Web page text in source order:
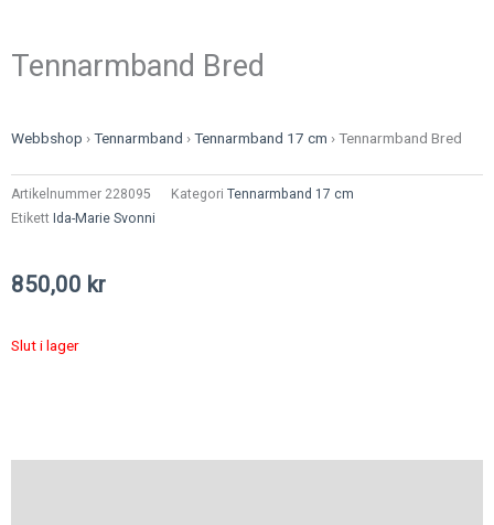
Tennarmband Bred
Webbshop ›Tennarmband ›Tennarmband 17 cm ›Tennarmband Bred
Artikelnummer 228095 Kategori Tennarmband 17 cm
Etikett Ida-Marie Svonni
850,00 kr
Slut i lager